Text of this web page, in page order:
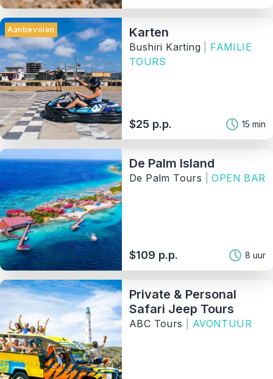
Aanbevolen Karten
Bushiri Karting
FAMILIE
TOURS
$25 p.p. 15 min
De Palm Island
De Palm Tours OPEN BAR
$109 p.p. 8 uur
Private & Personal
Safari Jeep Tours
ABC Tours AVONTUUR